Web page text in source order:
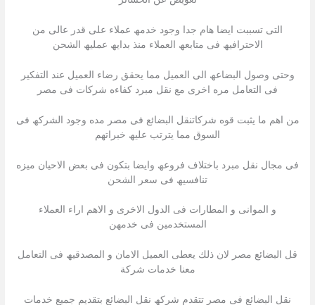
التى تسببت ایضا ھام جدا وجود خدمھ عملاء على قدر عالى من
الاحترافیھ فى متابعھ العملاء منذ بدایھ عملیھ الشحن
وحتى وصول البضاعھ الى العمیل مما یحقق رضاء العمیل عند التفكیر
فى التعامل مره اخرى مع نقل مبرد كفاءه شركات فى مصر
من اھم ما یثبت قوه شركاتنقل البضائع فى مصر مده وجود الشركھ فى
السوق مما یترتب علیھ خبراتھم
فى مجال نقل مبرد باختلاف فروعھ وایضا بتكون فى بعض الاحیان میزه
تنافسیھ فى سعر الشحن
و الموانى و المطارات فى الدول الاخرى و الاھم اراء العملاء
المستخدمین فى خدمھن
قل البضائع مصر لان ذلك یعطى العمیل الامان و المصدقیھ فى التعامل
معنا خدمات شركة
نقل البضائع فى مصر تتقدم شركھ نقل البضائع بتقدیم جمیع خدمات